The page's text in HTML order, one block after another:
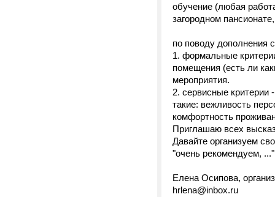
обучение (любая
загородном
по поводу дополнения
1. формальные
помещения (есть ли
мероприятия.
2. сервисные критерии
такие: вежливость
комфортность
Приглашаю всех
Давайте организуем
"очень рекомендуем,
Елена Осипова,
hrlena@inbox.ru